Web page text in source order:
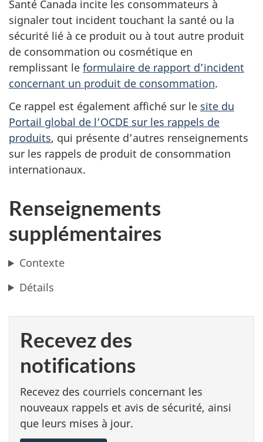
Santé Canada incite les consommateurs à
signaler tout incident touchant la santé ou la
sécurité lié à ce produit ou à tout autre produit
de consommation ou cosmétique en
remplissant le formulaire de rapport d’incident
concernant un produit de consommation.
Ce rappel est également affiché sur le site du
Portail global de l’OCDE sur les rappels de
produits, qui présente d’autres renseignements
sur les rappels de produit de consommation
internationaux.
Renseignements
supplémentaires
Contexte
Détails
Recevez des
notifications
Recevez des courriels concernant les
nouveaux rappels et avis de sécurité, ainsi
que leurs mises à jour.